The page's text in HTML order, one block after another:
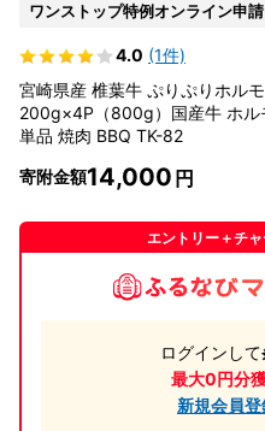
ワンストップ特例オンライン申請
4.0 (1件)
宮崎県産 椎葉牛 ぷりぷりホル
200g×4P（800g）国産牛 ホル
単品 焼肉 BBQ TK-82
寄附金額14,000
エントリー＋チャ
ログインして
最大0円分
新規会員